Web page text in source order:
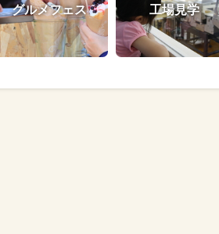
グルメフェス 工場見学